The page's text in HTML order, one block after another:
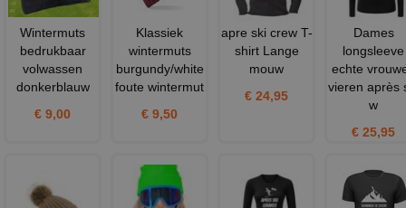
Wintermuts
bedrukbaar
volwassen
donkerblauw
€ 9,00
Klassiek
wintermuts
burgundy/white
foute wintermut
€ 9,50
apre ski crew T-
shirt Lange
mouw
€ 24,95
Dames
longsleeve
echte
vieren après
w
€ 25,95